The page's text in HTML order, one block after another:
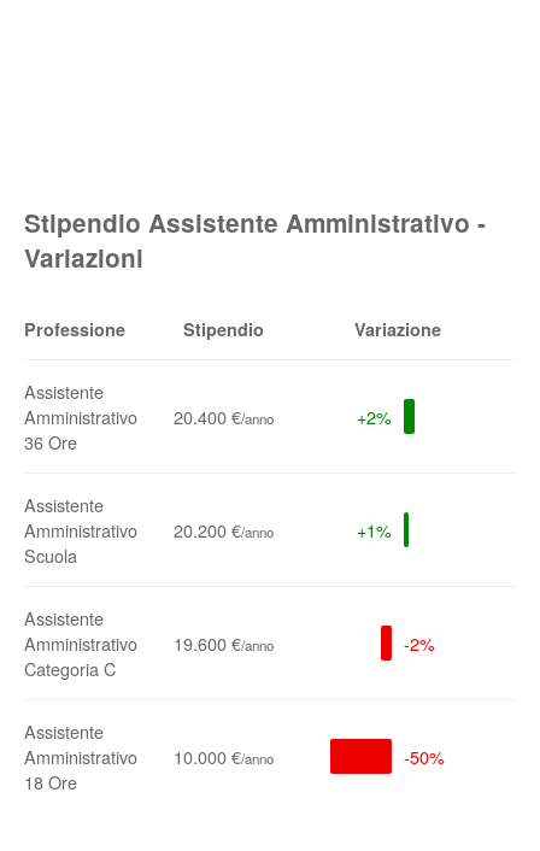
Stipendio Assistente Amministrativo -
Variazioni
Professione Stipendio Variazione
Assistente
Amministrativo
36 Ore
20.400 €/anno +2%
Assistente
Amministrativo
Scuola
20.200 €/anno +1%
Assistente
Amministrativo
Categoria C
19.600 €/anno -2%
Assistente
Amministrativo
18 Ore
10.000 €/anno -50%